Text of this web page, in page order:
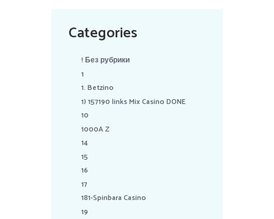
Categories
! Без рубрики
1
1. Betzino
1) 157190 links Mix Casino DONE
10
1000A Z
14
15
16
17
181-Spinbara Casino
19